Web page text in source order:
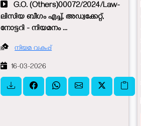
G.O. (Others)00072/2024/Law-
ലിസിയ ബീഗം എച്ച്, അഡ്വക്കേറ്റ്,
നോട്ടറി - നിയമനം ...
നിയമ വകുപ്പ്
16-03-2026